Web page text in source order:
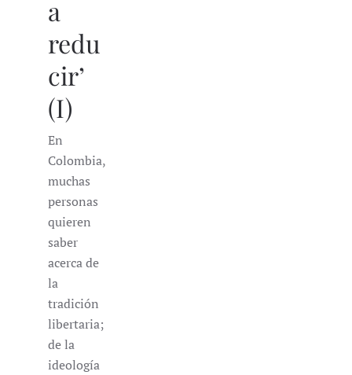
a
redu
cir’
(I)
En
Colombia,
muchas
personas
quieren
saber
acerca de
la
tradición
libertaria;
de la
ideología